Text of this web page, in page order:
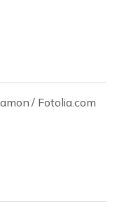
/ Fotolia.com